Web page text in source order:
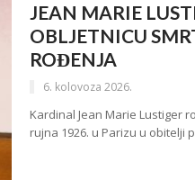
JEAN MARIE
OBLJETNICU
ROĐENJA
6. kolovoza 2026.
Kardinal Jean Marie Lustiger
rujna 1926. u Parizu u obitelji